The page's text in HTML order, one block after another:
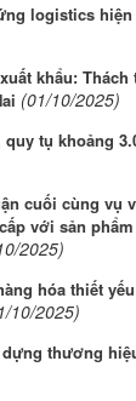
logistics
khẩu:
(01/10/2025)
tụ khoảng
cuối cùng vụ
với sản
2025)
hóa thiết
10/2025)
thương